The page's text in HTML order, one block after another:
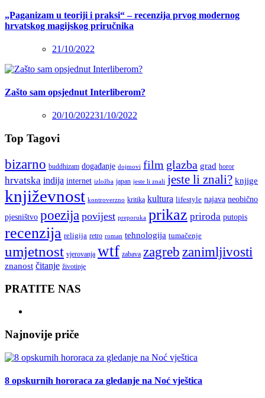
„Paganizam u teoriji i praksi“ – recenzija prvog modernog
hrvatskog magijskog priručnika
21/10/2022
Zašto sam opsjednut Interliberom?
20/10/202231/10/2022
Top Tagovi
bizarno buddhizam događanje dojmovi film glazba grad horor
hrvatska indija internet izložba japan jeste li znali jeste li znali? knjige
književnost kontroverzno kritika kultura lifestyle najava neobično
pjesništvo poezija povijest preporuka prikaz priroda putopis
recenzija religija retro roman tehnologija tumačenje
umjetnost vjerovanja wtf zabava zagreb zanimljivosti
znanost čitanje životinje
PRATITE NAS
Najnovije priče
8 opskurnih hororaca za gledanje na Noć vještica